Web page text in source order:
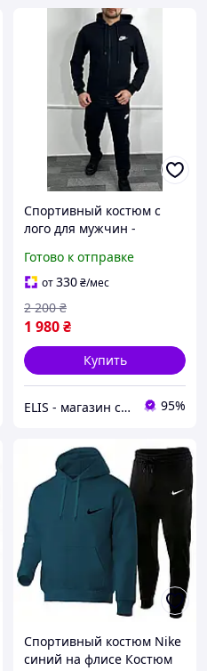
Спортивный костюм с
лого для мужчин -
костюм купить
Готово к отправке
от330₴/мес
1 980₴
2 200 ₴
Купить
ELIS - магазин спортивной одежды 95%
Спортивный костюм Nike
синий на флисе Костюм